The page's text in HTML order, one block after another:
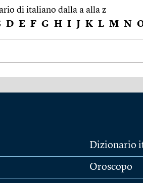
di italiano dalla a alla z
D E F G H I J K L M N
Dizionario
Oroscopo